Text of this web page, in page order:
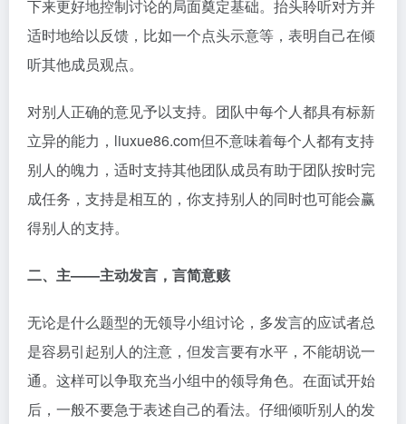
下来更好地控制讨论的局面奠定基础。抬头聆听对方并
适时地给以反馈，比如一个点头示意等，表明自己在倾
听其他成员观点。
对别人正确的意见予以支持。团队中每个人都具有标新
立异的能力，liuxue86.com但不意味着每个人都有支持
别人的魄力，适时支持其他团队成员有助于团队按时完
成任务，支持是相互的，你支持别人的同时也可能会赢
得别人的支持。
二、主——主动发言，言简意赅
无论是什么题型的无领导小组讨论，多发言的应试者总
是容易引起别人的注意，但发言要有水平，不能胡说一
通。这样可以争取充当小组中的领导角色。在面试开始
后，一般不要急于表述自己的看法。仔细倾听别人的发